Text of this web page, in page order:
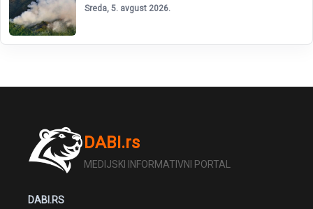
Sreda, 5. avgust 2026.
DABI.rs
MEDIJSKI INFORMATIVNI PORTAL
DABI.RS